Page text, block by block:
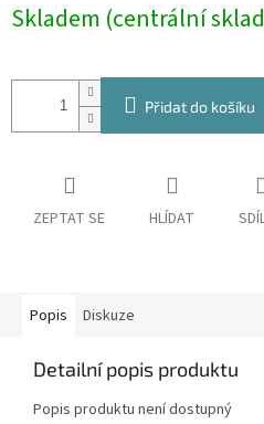
cena:
Skladem (centrální
Přidat do košíku
ZEPTAT SE HLÍDAT
Popis Diskuze
Detailní popis produktu
Popis produktu není dostupný